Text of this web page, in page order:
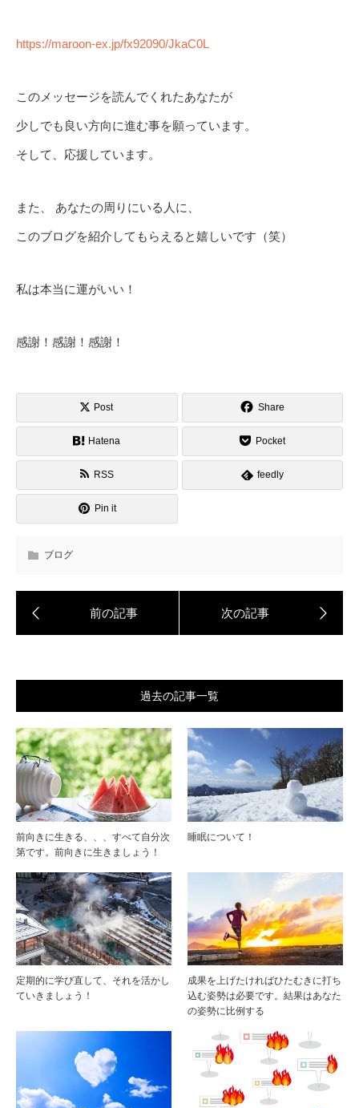
https://maroon-ex.jp/fx92090/JkaC0L
このメッセージを読んでくれたあなたが
少しでも良い方向に進む事を願っています。
そして、応援しています。
また、 あなたの周りにいる人に、
このブログを紹介してもらえると嬉しいです（笑）
私は本当に運がいい！
感謝！感謝！感謝！
Post Share
Hatena Pocket
RSS feedly
Pin it
ブログ
過去の記事一覧
前向きに生きる、、、すべて自分次
第です。前向きに生きましょう！
睡眠について！
定期的に学び直して、それを活かし
ていきましょう！
成果を上げたければひたむきに打ち
込む姿勢は必要です。結果はあなた
の姿勢に比例する